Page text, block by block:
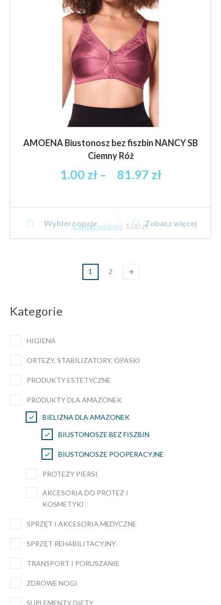
Kategorie
HIGIENA
ORTEZY, STABILIZATORY, OPASKI
PRODUKTY ESTETYCZNE
PRODUKTY DLA AMAZONEK
BIELIZNA DLA AMAZONEK
BIUSTONOSZE BEZ FISZBIN
BIUSTONOSZE POOPERACYJNE
PROTEZY PIERSI
AKCESORIA DO PROTEZ I
KOSMETYKI
SPRZĘT I AKCESORIA MEDYCZNE
SPRZĘT REHABILITACYJNY
TRANSPORT I PORUSZANIE
ZDROWE NOGI
SUPLEMENTY DIETY
AMOENA Biustonosz bez fiszbin NANCY SB
Ciemny Róż
1.00 zł – 81.97 złZakres
1.00 zł
brutto
do
Zapłać później: 1,00 zł
Wybierz opcje
produkt
ma
Zobacz więcej
1 2